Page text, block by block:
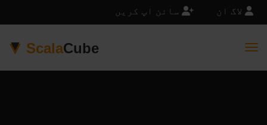
لاگ ان سائن اپ کریں
ScalaCube